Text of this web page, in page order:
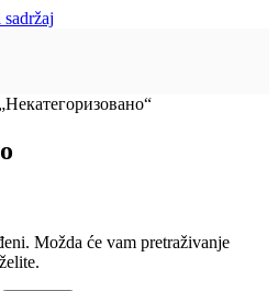
Možda će vam pretraživanje